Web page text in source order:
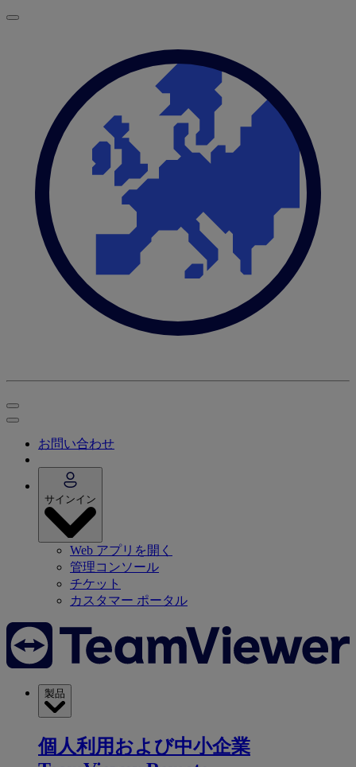
お問い合わせ
サインイン
Web アプリを開く
管理コンソール
チケット
カスタマー ポータル
製品
個人利用および中小企業